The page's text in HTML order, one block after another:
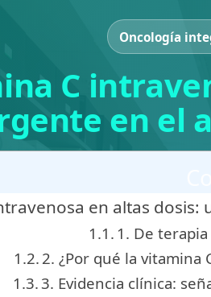
Oncología
C
en el
en altas
1. De
2. ¿Por qué la
3. Evidencia clínica: